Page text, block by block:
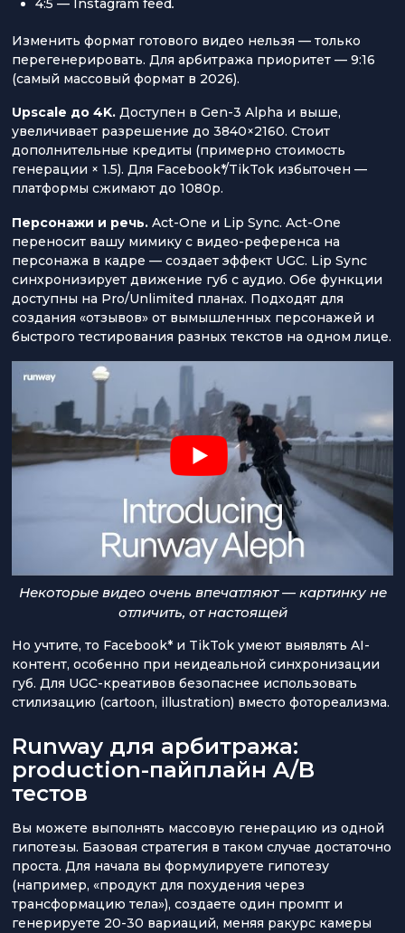
4:5 — Instagram feed.
Изменить формат готового видео нельзя — только
перегенерировать. Для арбитража приоритет — 9:16
(самый массовый формат в 2026).
Upscale до 4K. Доступен в Gen-3 Alpha и выше,
увеличивает разрешение до 3840×2160. Стоит
дополнительные кредиты (примерно стоимость
генерации × 1.5). Для Facebook*/TikTok избыточен —
платформы сжимают до 1080p.
Персонажи и речь. Act-One и Lip Sync. Act-One
переносит вашу мимику с видео-референса на
персонажа в кадре — создает эффект UGC. Lip Sync
синхронизирует движение губ с аудио. Обе функции
доступны на Pro/Unlimited планах. Подходят для
создания «отзывов» от вымышленных персонажей и
быстрого тестирования разных текстов на одном лице.
Некоторые видео очень впечатляют — картинку не
отличить, от настоящей
Но учтите, то Facebook* и TikTok умеют выявлять AI-
контент, особенно при неидеальной синхронизации
губ. Для UGC-креативов безопаснее использовать
стилизацию (cartoon, illustration) вместо фотореализма.
Runway для арбитража:
production-пайплайн A/B
тестов
Вы можете выполнять массовую генерацию из одной
гипотезы. Базовая стратегия в таком случае достаточно
проста. Для начала вы формулируете гипотезу
(например, «продукт для похудения через
трансформацию тела»), создаете один промпт и
генерируете 20-30 вариаций, меняя ракурс камеры